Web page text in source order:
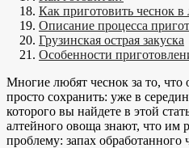
Как приготовить чеснок
Описание процесса
Грузинская острая закуска
Особенности
Многие любят чеснок за то,
просто сохранить: уже в
которого вы найдете в этой
алтейного овоща знают, что им
проблему: запах